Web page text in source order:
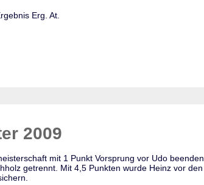
Erg. At.
2009
mit 1 Punkt Vorsprung vor Udo beenden.
getrennt. Mit 4,5 Punkten wurde Heinz vor den